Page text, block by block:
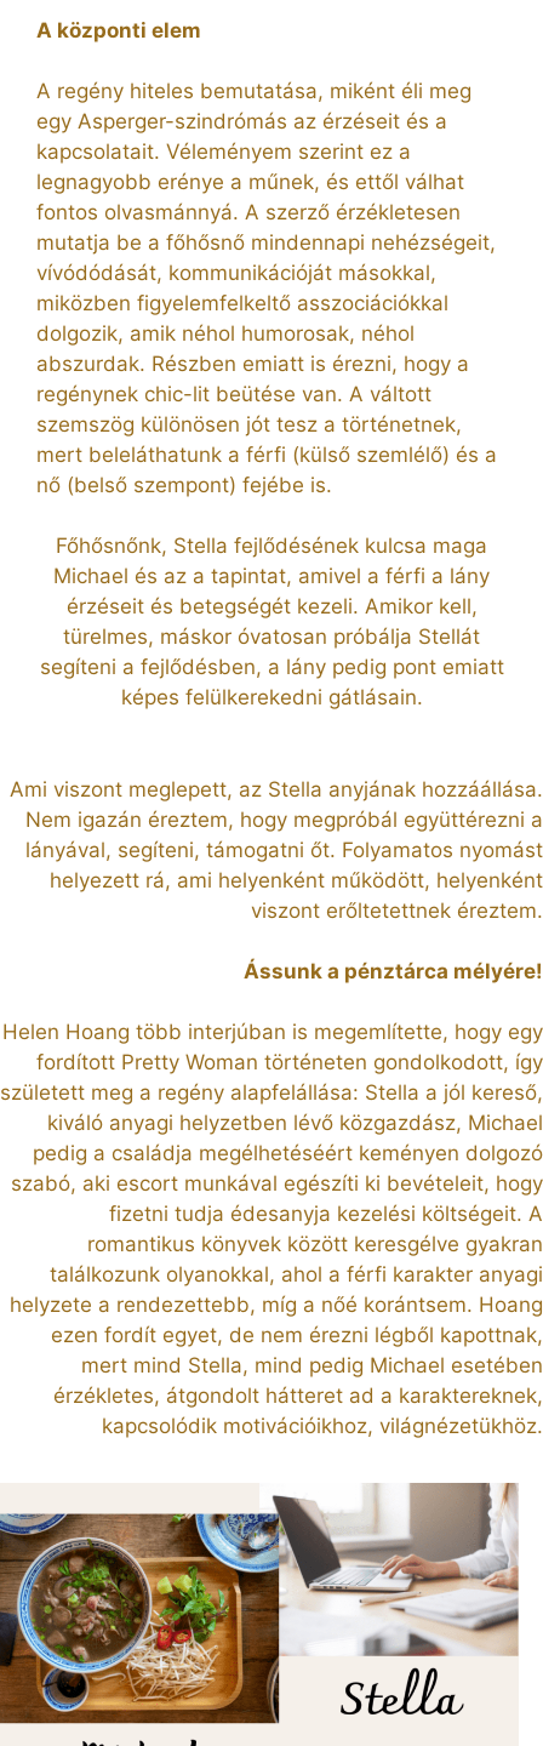
A központi elem
A regény hiteles bemutatása, miként éli meg
egy Asperger-szindrómás az érzéseit és a
kapcsolatait. Véleményem szerint ez a
legnagyobb erénye a műnek, és ettől válhat
fontos olvasmánnyá. A szerző érzékletesen
mutatja be a főhősnő mindennapi nehézségeit,
vívódódását, kommunikációját másokkal,
miközben figyelemfelkeltő asszociációkkal
dolgozik, amik néhol humorosak, néhol
abszurdak. Részben emiatt is érezni, hogy a
regénynek chic-lit beütése van. A váltott
szemszög különösen jót tesz a történetnek,
mert beleláthatunk a férfi (külső szemlélő) és a
nő (belső szempont) fejébe is.
Főhősnőnk, Stella fejlődésének kulcsa maga
Michael és az a tapintat, amivel a férfi a lány
érzéseit és betegségét kezeli. Amikor kell,
türelmes, máskor óvatosan próbálja Stellát
segíteni a fejlődésben, a lány pedig pont emiatt
képes felülkerekedni gátlásain.
Ami viszont meglepett, az Stella anyjának hozzáállása.
Nem igazán éreztem, hogy megpróbál együttérezni a
lányával, segíteni, támogatni őt. Folyamatos nyomást
helyezett rá, ami helyenként működött, helyenként
viszont erőltetettnek éreztem.
Ássunk a pénztárca mélyére!
Helen Hoang több interjúban is megemlítette, hogy egy
fordított Pretty Woman történeten gondolkodott, így
született meg a regény alapfelállása: Stella a jól kereső,
kiváló anyagi helyzetben lévő közgazdász, Michael
pedig a családja megélhetéséért keményen dolgozó
szabó, aki escort munkával egészíti ki bevételeit, hogy
fizetni tudja édesanyja kezelési költségeit. A
romantikus könyvek között keresgélve gyakran
találkozunk olyanokkal, ahol a férfi karakter anyagi
helyzete a rendezettebb, míg a nőé korántsem. Hoang
ezen fordít egyet, de nem érezni légből kapottnak,
mert mind Stella, mind pedig Michael esetében
érzékletes, átgondolt hátteret ad a karaktereknek,
kapcsolódik motivációikhoz, világnézetükhöz.